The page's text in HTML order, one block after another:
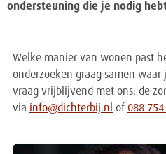
ondersteuning die je nodig
Welke manier van wonen past
onderzoeken graag samen
vraag vrijblijvend met ons: de
via info@dichterbij.nl of 088